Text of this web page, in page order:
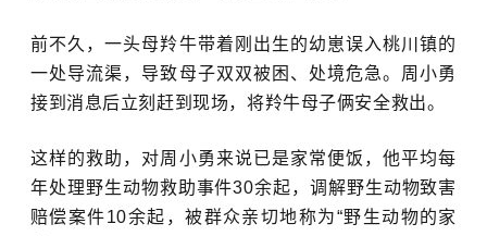
前不久，一头母羚牛带着刚出生的幼崽误入桃川镇的
一处导流渠，导致母子双双被困、处境危急。周小勇
接到消息后立刻赶到现场，将羚牛母子俩安全救出。
这样的救助，对周小勇来说已是家常便饭，他平均每
年处理野生动物救助事件30余起，调解野生动物致害
赔偿案件10余起，被群众亲切地称为“野生动物的家